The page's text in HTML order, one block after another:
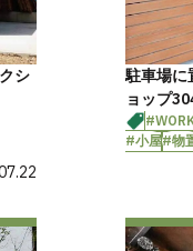
シ
駐車場に
ョップ
#小屋#物